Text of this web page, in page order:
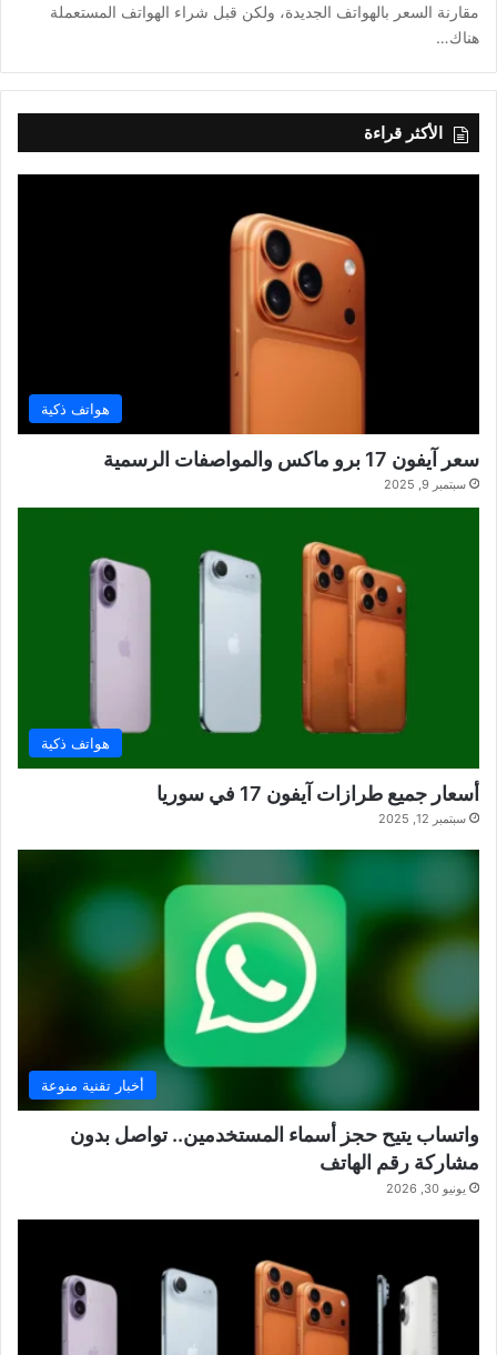
مقارنة السعر بالهواتف الجديدة، ولكن قبل شراء الهواتف المستعملة
هناك…
الأكثر قراءة
هواتف ذكية
سعر آيفون 17 برو ماكس والمواصفات الرسمية
سبتمبر 9, 2025
هواتف ذكية
أسعار جميع طرازات آيفون 17 في سوريا
سبتمبر 12, 2025
أخبار تقنية منوعة
واتساب يتيح حجز أسماء المستخدمين.. تواصل بدون
مشاركة رقم الهاتف
يونيو 30, 2026